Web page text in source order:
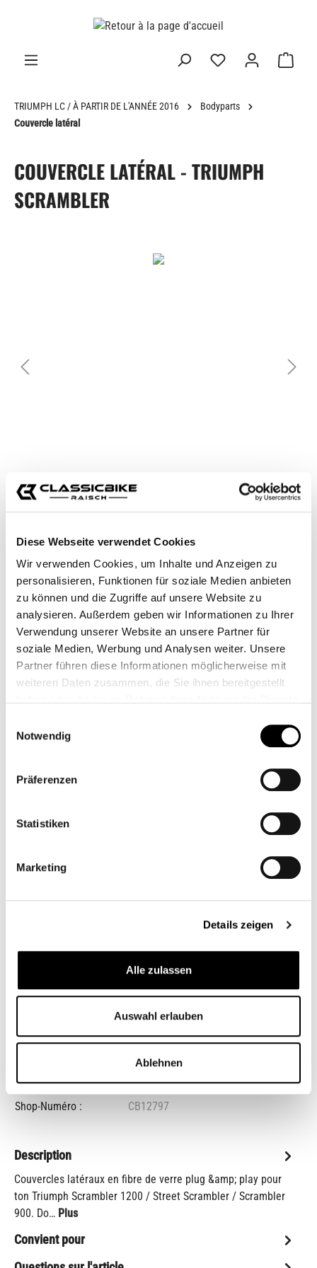
Diese Webseite verwendet Cookies
Wir verwenden Cookies, um Inhalte und Anzeigen zu
personalisieren, Funktionen für soziale Medien anbieten
zu können und die Zugriffe auf unsere Website zu
analysieren. Außerdem geben wir Informationen zu Ihrer
Verwendung unserer Website an unsere Partner für
soziale Medien, Werbung und Analysen weiter. Unsere
Partner führen diese Informationen möglicherweise mit
weiteren Daten zusammen, die Sie ihnen bereitgestellt
Notwendig
Präferenzen
Statistiken
Marketing
Details zeigen
Alle zulassen
Auswahl erlauben
Ablehnen
TRIUMPH LC / À PARTIR DE L'ANNÉE 2016
Bodyparts
Couvercle latéral
COUVERCLE LATÉRAL - TRIUMPH
SCRAMBLER
330,00 €*
Prix TTC, frais de livraison en sus
Sélectionnez
Modèles Triumph LC à partir de 2016
Ajouter à la liste de souhaits
Shop-Numéro : CB12797
Description
Couvercles latéraux en fibre de verre plug &amp; play pour
ton Triumph Scrambler 1200 / Street Scrambler / Scrambler
900. Do… Plus
Convient pour